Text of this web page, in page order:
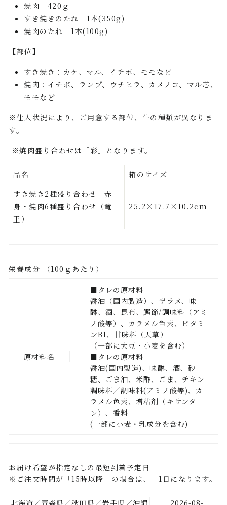
焼肉 420ｇ
すき焼きのたれ 1本(350g)
焼肉のたれ 1本(100g)
【部位】
すき焼き：カケ、マル、イチボ、モモなど
焼肉：イチボ、ランプ、ウチヒラ、カメノコ、マル芯、
モモなど
※仕入状況により、ご用意する部位、牛の種類が異なりま
す。
※焼肉盛り合わせは「彩」と なります。
品名
箱のサイズ
すき焼き2種盛り合わせ 赤
身・焼肉6種盛り合わせ（竜
王）
25.2×17.7×10.2cm
栄養成分 （100ｇあたり）
原材料名
■タレの原材料
醤油（国内製造）、ザラメ、味
醂、酒、昆布、鰹節/調味料（アミ
ノ酸等）、カラメル色素、ビタミ
ンB1、甘味料（天草）
（一部に大豆・小麦を含む）
■タレの原材料
醤油(国内製造)、味醂、酒、砂
糖、ごま油、米酢、ごま、チキン
調味料／調味料(アミノ酸等)、カ
ラメル色素、増粘剤（キサンタ
ン）、香料
(一部に小麦・乳成分を含む)
お届け希望が指定なしの最短到着予定日
※ご注文時間が「15時以降」の場合は、＋1日になります。
北海道／青森県／秋田県／岩手県／沖縄 2026-08-